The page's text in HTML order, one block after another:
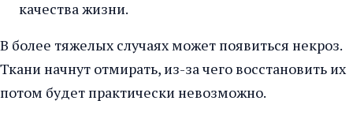
качества жизни.
В более тяжелых случаях может появиться некроз.
Ткани начнут отмирать, из-за чего восстановить их
потом будет практически невозможно.